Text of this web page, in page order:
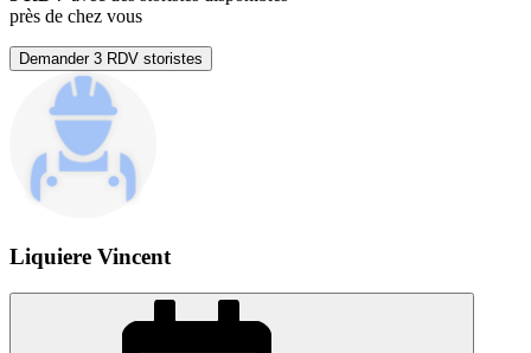
près de chez vous
Demander 3 RDV storistes
Liquiere Vincent